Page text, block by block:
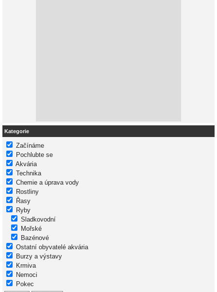
Kategorie
Začínáme
Pochlubte se
Akvária
Technika
Chemie a úprava vody
Rostliny
Řasy
Ryby
Sladkovodní
Mořské
Bazénové
Ostatní obyvatelé akvária
Burzy a výstavy
Krmiva
Nemoci
Pokec